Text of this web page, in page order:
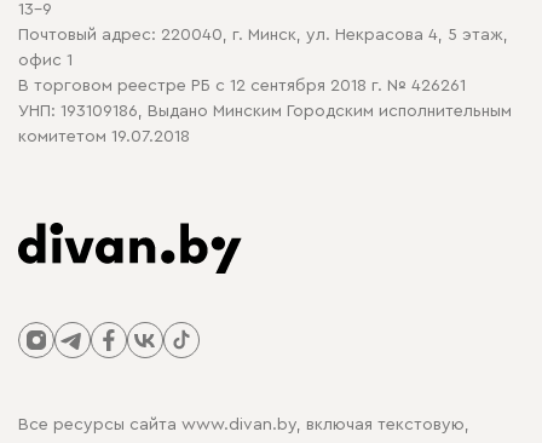
13-9
Почтовый адрес: 220040, г. Минск, ул. Некрасова 4, 5 этаж,
офис 1
В торговом реестре РБ с 12 сентября 2018 г. № 426261
УНП: 193109186, Выдано Минским Городским исполнительным
комитетом 19.07.2018
Все ресурсы сайта www.divan.by, включая текстовую,